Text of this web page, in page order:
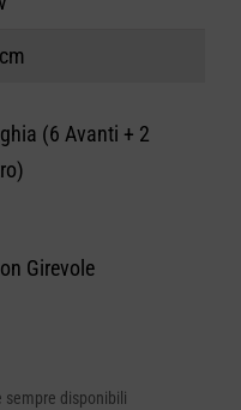
(6 Avanti + 2
Girevole
sempre disponibili